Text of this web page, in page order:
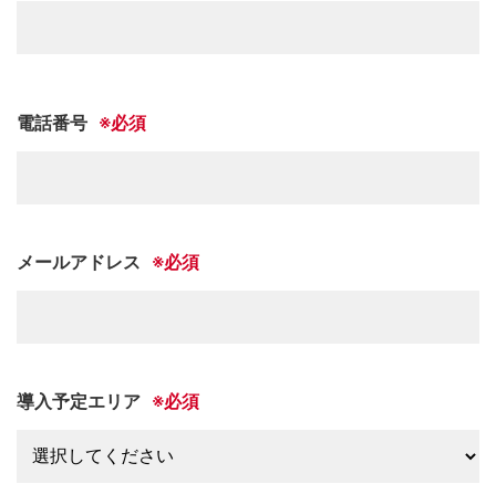
電話番号
メールアドレス
導入予定エリア